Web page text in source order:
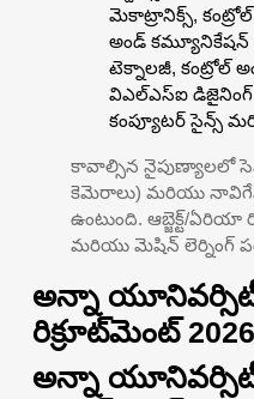
మెకాట్రానిక్స్,
అండ్ కమ్యూనికేషన్
టెక్నాలజీ, కంట్రోల్
విఎల్ఎస్ఐ డిజైనింగ్
కంప్యూటర్ సైన్స్
కావాల్సిన నైపుణ్యాలలో
కెమెరాలు) మరియు
ఉంటుంది. ఆబ్జెక్ట్/ఏరియా
మరియు మెషిన్ లెర్నింగ్
అన్నా యూనివర్సిటీ
రిక్రూట్‌మెంట్
అన్నా యూనివర్సిటీ